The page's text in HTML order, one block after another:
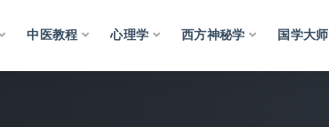
中医教程 心理学 西方神秘学 国学大师